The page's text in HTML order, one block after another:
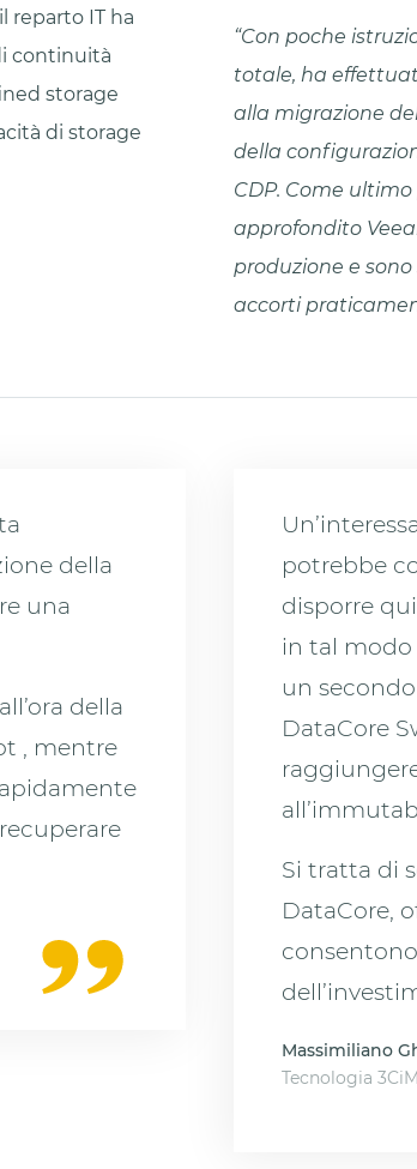
reparto IT ha
continuità
storage
di storage
“Con poche
totale, ha
alla migrazione
della
CDP. Come
approfondito
produzione e
accorti
della
una
della
, mentre
potrebbe
disporre
in tal modo
un
DataCore
Si tratta di
DataCore,
Massimiliano
Tecnologia